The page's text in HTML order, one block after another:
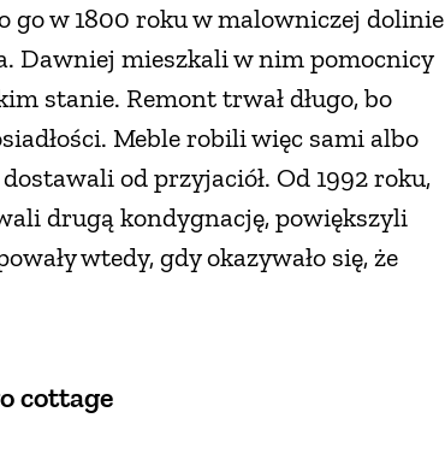
go w 1800 roku w malowniczej dolinie
Dawniej mieszkali w nim pomocnicy
stanie. Remont trwał długo, bo
Meble robili więc sami albo
od przyjaciół. Od 1992 roku,
drugą kondygnację, powiększyli
wtedy, gdy okazywało się, że
cottage